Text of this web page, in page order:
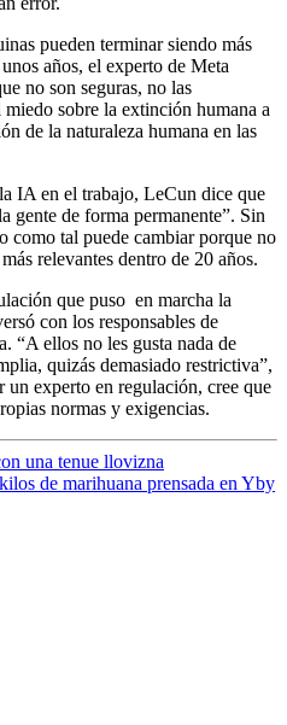
pueden terminar siendo más
años, el experto de Meta
no son seguras, no las
sobre la extinción humana a
de la naturaleza humana en las
IA en el trabajo, LeCun dice que
gente de forma permanente”. Sin
como tal puede cambiar porque no
relevantes dentro de 20 años.
que puso en marcha la
con los responsables de
“A ellos no les gusta nada de
quizás demasiado restrictiva”,
experto en regulación, cree que
normas y exigencias.
una tenue llovizna
de marihuana prensada en Yby